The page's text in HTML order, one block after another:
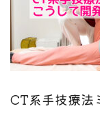
CT系手技療法